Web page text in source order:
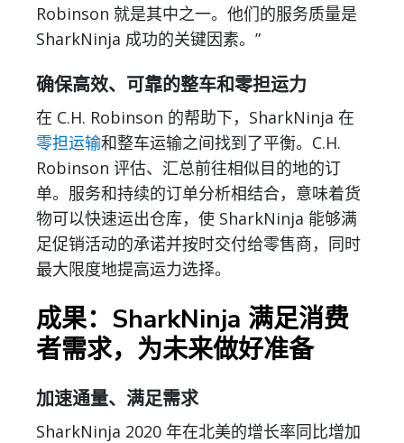
Robinson 就是其中之一。他们的服务质量是
SharkNinja 成功的关键因素。”
确保高效、可靠的整车和零担运力
在 C.H. Robinson 的帮助下，SharkNinja 在
零担运输和整车运输之间找到了平衡。C.H.
Robinson 评估、汇总前往相似目的地的订
单。服务和持续的订单分析相结合，意味着货
物可以快速运出仓库，使 SharkNinja 能够满
足促销活动的承诺并按时交付给零售商，同时
最大限度地提高运力选择。
成果：SharkNinja 满足消费
者需求，为未来做好准备
加速通量、满足需求
SharkNinja 2020 年在北美的增长率同比增加